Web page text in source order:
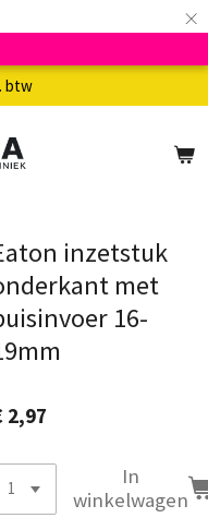
×
btw
inzetstuk
met
16-
2,97
In
winkelwagen